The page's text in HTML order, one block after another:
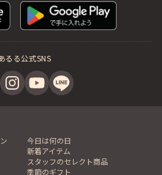
るる公式SNS
今日は何の日
新着アイテム
スタッフのセレクト商品
季節のギフト